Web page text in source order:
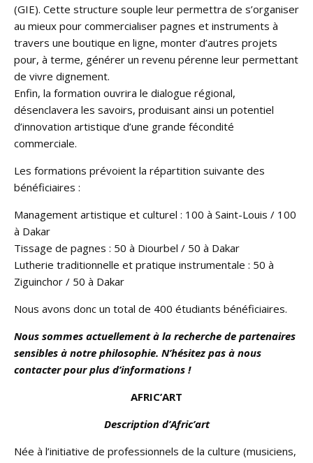
(GIE). Cette structure souple leur permettra de s’organiser
au mieux pour commercialiser pagnes et instruments à
travers une boutique en ligne, monter d’autres projets
pour, à terme, générer un revenu pérenne leur permettant
de vivre dignement.
Enfin, la formation ouvrira le dialogue régional,
désenclavera les savoirs, produisant ainsi un potentiel
d’innovation artistique d’une grande fécondité
commerciale.
Les formations prévoient la répartition suivante des
bénéficiaires :
Management artistique et culturel : 100 à Saint-Louis / 100
à Dakar
Tissage de pagnes : 50 à Diourbel / 50 à Dakar
Lutherie traditionnelle et pratique instrumentale : 50 à
Ziguinchor / 50 à Dakar
Nous avons donc un total de 400 étudiants bénéficiaires.
Nous sommes actuellement à la recherche de partenaires
sensibles à notre philosophie. N’hésitez pas à nous
contacter pour plus d’informations !
AFRIC’ART
Description d’Afric’art
Née à l’initiative de professionnels de la culture (musiciens,